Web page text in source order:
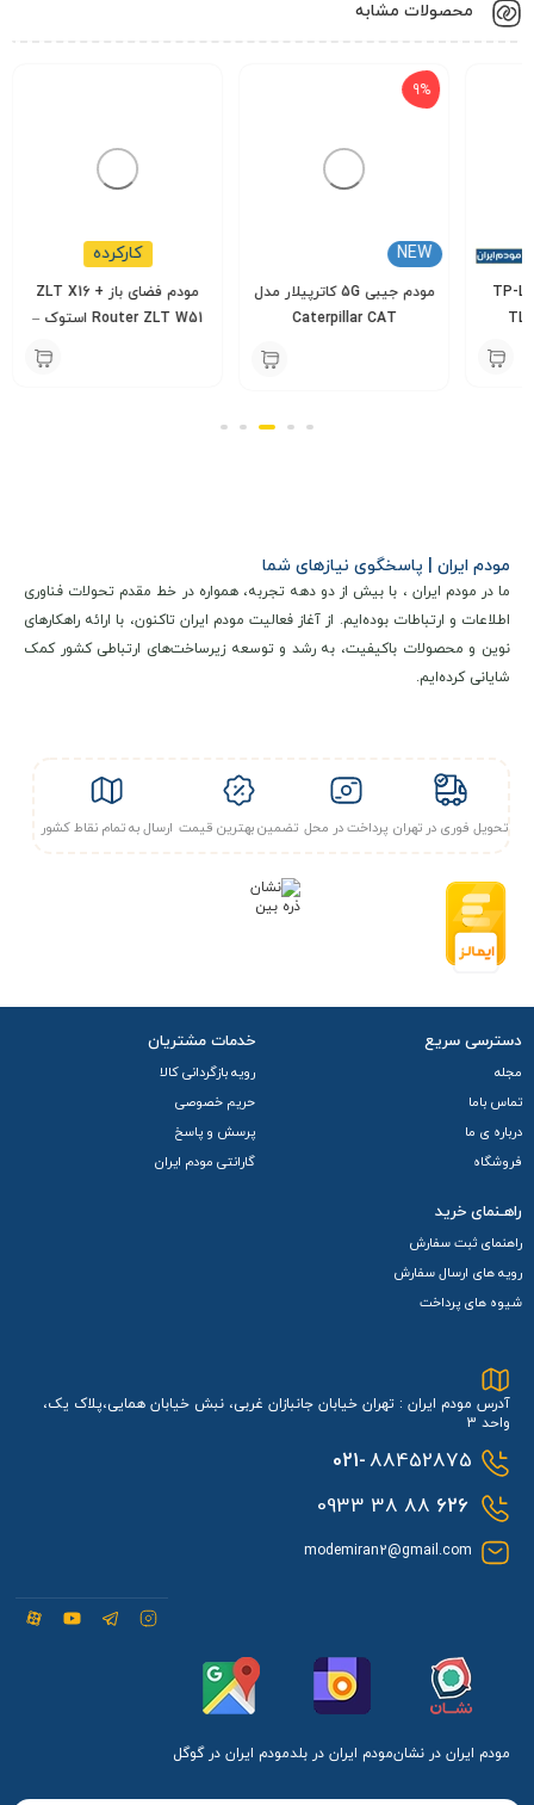
محصولات مشابه
NEW
مودم جیبی 5G کاترپیلار مدل
Caterpillar CAT
مودم فضای باز ZLT X16 +
Router ZLT W51 استوک –
مودم ایران | پاسخگوی نیازهای شما
ما در مودم ایران ، با بیش از دو دهه تجربه، همواره در خط مقدم تحولات فناوری
اطلاعات و ارتباطات بوده‌ایم. از آغاز فعالیت مودم ایران تاکنون، با ارائه راهکارهای
نوین و محصولات باکیفیت، به رشد و توسعه زیرساخت‌های ارتباطی کشور کمک
شایانی کرده‌ایم.
تحویل فوری در تهران پرداخت در محل تضمین بهترین قیمت ارسال به تمام نقاط کشور
دسترسی سریع
مجله
تماس باما
درباره ی ما
فروشگاه
خدمات مشتریان
رویه بازگردانی کالا
حریم خصوصی
پرسش و پاسخ
گارانتی مودم ایران
راهـنمای خرید
راهنمای ثبت سفارش
رویه های ارسال سفارش
شیوه های پرداخت
آدرس مودم ایران : تهران خیابان جانبازان غربی، نبش خیابان همایی،پلاک یک،
واحد 3
021-88452875
626
88 38 0933
modemiran2@gmail.com
مودم ایران در نشانمودم ایران در بلدمودم ایران در گوگل